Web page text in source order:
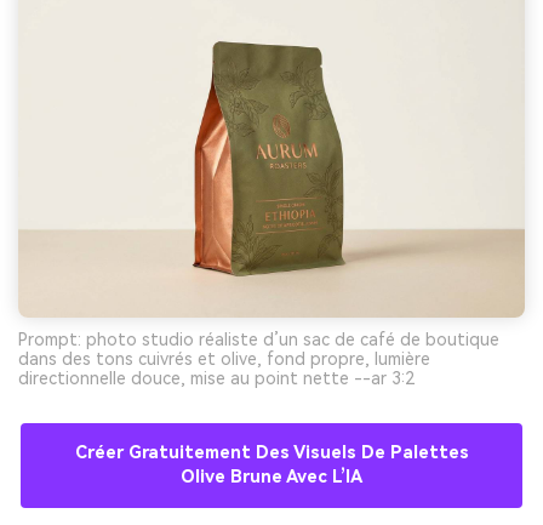
Prompt: photo studio réaliste d’un sac de café de boutique
dans des tons cuivrés et olive, fond propre, lumière
directionnelle douce, mise au point nette --ar 3:2
Créer Gratuitement Des Visuels De Palettes
Olive Brune Avec L’IA